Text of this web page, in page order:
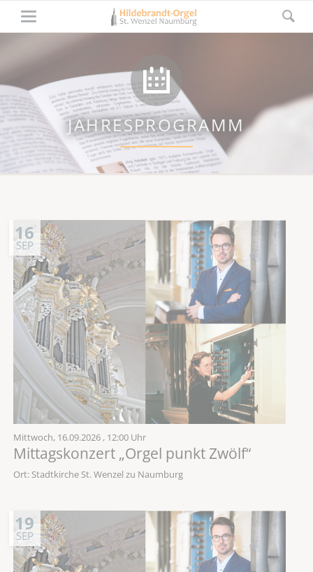
JAHRESPROGRAMM
16
SEP
Mittwoch, 16.09.2026 , 12:00 Uhr
Mittagskonzert „Orgel punkt Zwölf“
Ort: Stadtkirche St. Wenzel zu Naumburg
19
SEP